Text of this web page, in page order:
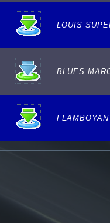
LOUIS
BLUES